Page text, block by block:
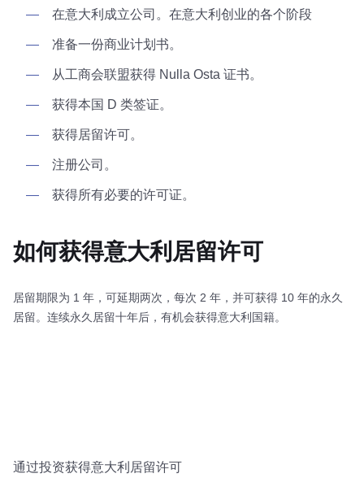
在意大利成立公司。在意大利创业的各个阶段
准备一份商业计划书。
从工商会联盟获得 Nulla Osta 证书。
获得本国 D 类签证。
获得居留许可。
注册公司。
获得所有必要的许可证。
如何获得意大利居留许可
居留期限为 1 年，可延期两次，每次 2 年，并可获得 10 年的永久
居留。连续永久居留十年后，有机会获得意大利国籍。
通过投资获得意大利居留许可